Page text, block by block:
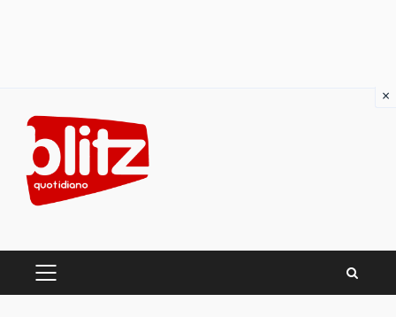
content
PRIMARY
×